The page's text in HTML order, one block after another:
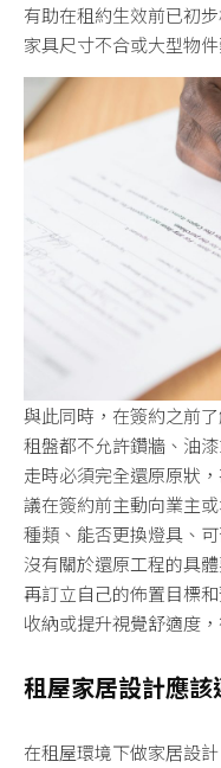
有助在租約生效前已初
家具尺寸不合或大型物
與此同時，在簽約之前
租盤都不允許鑽牆、油
走時必須完全還原原狀
議在簽約前主動向業主
種類、能否更換燈具、
沒有關於還原工程的具
再訂立自己的佈置目標
收納或提升視覺舒適度
租屋家居設計應
在租屋環境下做家居設